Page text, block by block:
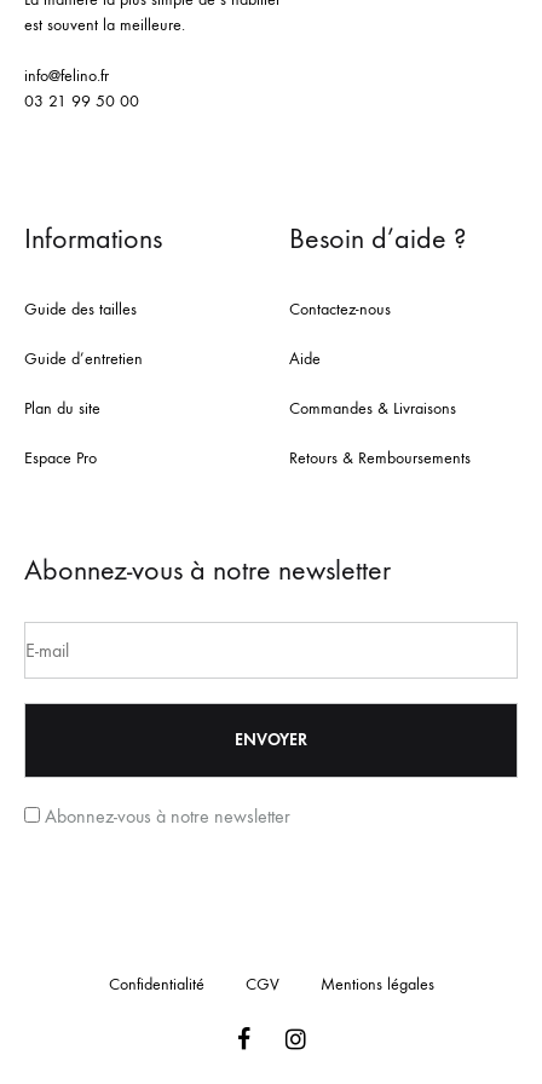
est souvent la meilleure.
info@felino.fr
03 21 99 50 00
Informations
Guide des tailles
Guide d’entretien
Plan du site
Espace Pro
Besoin d’aide ?
Contactez-nous
Aide
Commandes & Livraisons
Retours & Remboursements
Abonnez-vous à notre newsletter
Abonnez-vous à notre newsletter
Confidentialité CGV Mentions légales
FacebookInstagram